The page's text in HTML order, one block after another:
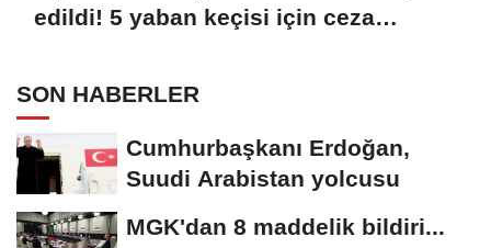
edildi! 5 yaban keçisi için ceza
SON HABERLER
Cumhurbaşkanı Erdoğan,
Suudi Arabistan yolcusu
MGK'dan 8 maddelik bildiri...